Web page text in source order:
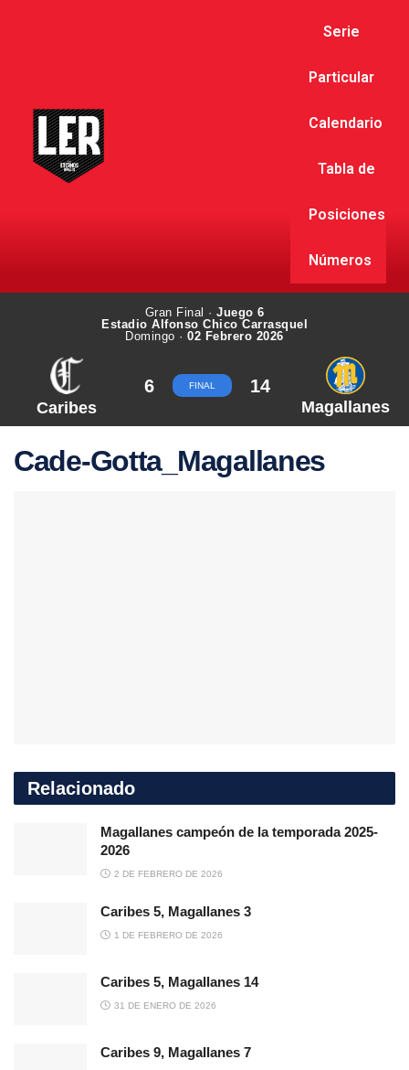
Serie
Particular
Calendario
Tabla de
Posiciones
Números
Gran Final · Juego 6
Estadio Alfonso Chico Carrasquel
Domingo ·02 Febrero 2026
Caribes
6 FINAL 14
Magallanes
Cade-Gotta_Magallanes
Relacionado
Magallanes campeón de la temporada 2025-
2026
2 DE FEBRERO DE 2026
Caribes 5, Magallanes 3
1 DE FEBRERO DE 2026
Caribes 5, Magallanes 14
31 DE ENERO DE 2026
Caribes 9, Magallanes 7